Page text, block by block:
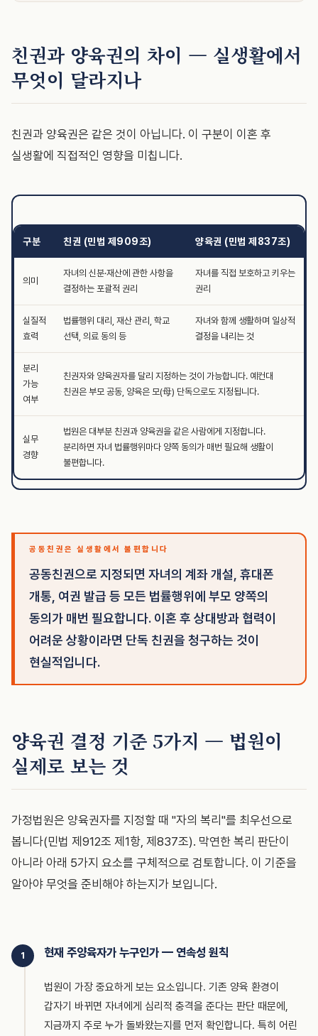
친권과 양육권의 차이 — 실생활에서
무엇이 달라지나
친권과 양육권은 같은 것이 아닙니다. 이 구분이 이혼 후
실생활에 직접적인 영향을 미칩니다.
구분 친권 (민법 제909조) 양육권 (민법 제837조)
의미
자녀의 신분·재산에 관한 사항을
결정하는 포괄적 권리
자녀를 직접 보호하고 키우는
권리
실질적
효력
법률행위 대리, 재산 관리, 학교
선택, 의료 동의 등
자녀와 함께 생활하며 일상적
결정을 내리는 것
분리
가능
여부
친권자와 양육권자를 달리 지정하는 것이 가능합니다. 예컨대
친권은 부모 공동, 양육은 모(母) 단독으로도 지정됩니다.
실무
경향
법원은 대부분 친권과 양육권을 같은 사람에게 지정합니다.
분리하면 자녀 법률행위마다 양쪽 동의가 매번 필요해 생활이
불편합니다.
공동친권은 실생활에서 불편합니다
공동친권으로 지정되면 자녀의 계좌 개설, 휴대폰
개통, 여권 발급 등 모든 법률행위에 부모 양쪽의
동의가 매번 필요합니다. 이혼 후 상대방과 협력이
어려운 상황이라면 단독 친권을 청구하는 것이
현실적입니다.
양육권 결정 기준 5가지 — 법원이
실제로 보는 것
가정법원은 양육권자를 지정할 때 "자의 복리"를 최우선으로
봅니다(민법 제912조 제1항, 제837조). 막연한 복리 판단이
아니라 아래 5가지 요소를 구체적으로 검토합니다. 이 기준을
알아야 무엇을 준비해야 하는지가 보입니다.
1 현재 주양육자가 누구인가 — 연속성 원칙
법원이 가장 중요하게 보는 요소입니다. 기존 양육 환경이
갑자기 바뀌면 자녀에게 심리적 충격을 준다는 판단 때문에,
지금까지 주로 누가 돌봐왔는지를 먼저 확인합니다. 특히 어린